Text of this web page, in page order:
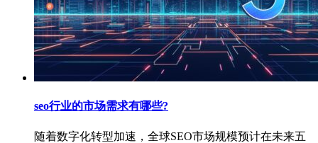
seo行业的市场需求有哪些?
随着数字化转型加速，全球SEO市场规模预计在未来五